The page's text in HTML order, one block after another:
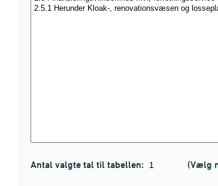
Antal valgte tal til tabellen: (Vælg